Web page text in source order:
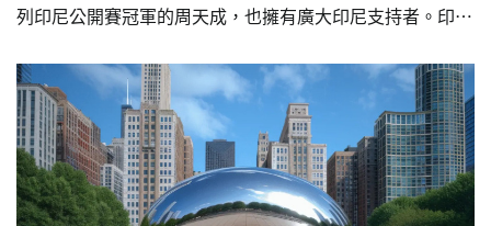
列印尼公開賽冠軍的周天成，也擁有廣大印尼支持者。印尼
刻印象。除了場上交流，周天成也持續關注印尼社會議題，
深化台印情感連結。長期關注印尼移工與弱勢族群，使他對
關愛之家服務的黑戶寶寶議題深感共鳴。周天成表示，看到
關愛之家持續守護這些孩子，提供醫療、生活及教育協助，
自己深受感動，因而主動投入支持，同時呼籲社會各界透過